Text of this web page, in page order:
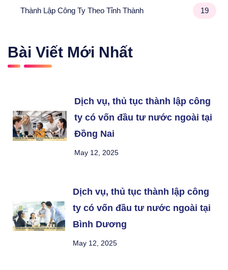
Thành Lập Công Ty Theo Tỉnh Thành 19
Bài Viết Mới Nhất
Dịch vụ, thủ tục thành lập công
ty có vốn đầu tư nước ngoài tại
Đồng Nai
May 12, 2025
Dịch vụ, thủ tục thành lập công
ty có vốn đầu tư nước ngoài tại
Bình Dương
May 12, 2025